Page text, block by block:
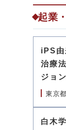
起業
iPS
治療
ジョ
東京都
白木